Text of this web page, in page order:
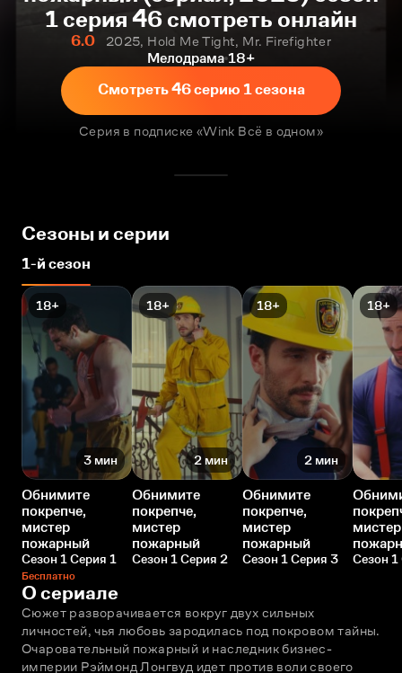
1 серия 46 смотреть онлайн
6.0
2025, Hold Me Tight, Mr. Firefighter
Мелодрама 18+
Смотреть 46 серию 1 сезона
Серия в подписке «Wink Всё в одном»
Сезоны и серии
1-й сезон
18+
3 мин
Обнимите
покрепче,
мистер
пожарный
Сезон 1 Серия 1
Бесплатно
18+
2 мин
Обнимите
покрепче,
мистер
пожарный
Сезон 1 Серия 2
18+
2 мин
Обнимите
покрепче,
мистер
пожарный
Сезон 1 Серия 3
18+
мистер
Сезон
О сериале
Сюжет разворачивается вокруг двух сильных
личностей, чья любовь зародилась под покровом тайны.
Очаровательный пожарный и наследник бизнес-
империи Рэймонд Лонгвуд идет против воли своего